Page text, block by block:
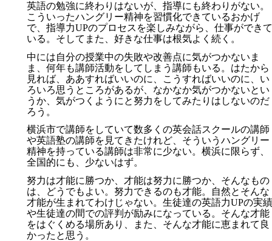
英語の勉強に終わりはないが、指導にも終わりがない。
こういったハングリー精神を習慣化できているおかげ
で、指導力UPのプロセスを楽しみながら、仕事ができ
いる。そしてまた、好きな仕事は根気よく続く。
中には自分の授業中の失敗や改善点に気がつかないま
ま、何年も講師活動をしてしまう講師もいる。はたから
見れば、ああすればいいのに、こうすればいいのに、い
ろいろ思うところがあるが、なかなか気がつかないとい
うか、気がつくようにと努力をしてみたりはしないのだ
ろう。
横浜市で講師をしていて数多くの英会話スクールの講師
や英語塾の講師を見てきたけれど、そういうハングリー
精神を持っている講師は非常に少ない。横浜に限らず、
全国的にも、少ないはず。
努力は才能に勝つか、才能は努力に勝つか、そんなもの
は、どうでもよい。努力できるのも才能。自然とそんな
才能が生まれてわけじゃない。生徒達の英語力UPの実
や生徒達の間での評判が励みになっている。そんな才能
をはぐくめる場所あり、また、そんな才能に恵まれて良
かったと思う。